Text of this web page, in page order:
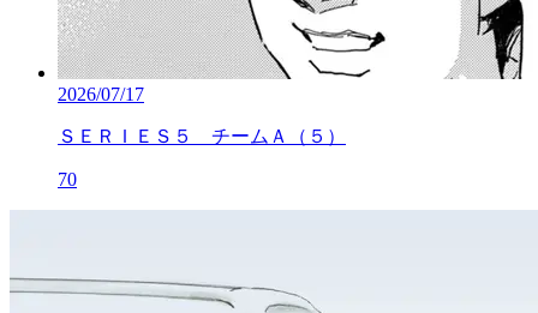
2026/07/17
ＳＥＲＩＥＳ５ チームＡ（５）
70